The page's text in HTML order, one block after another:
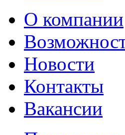
О компании
Новости
Контакты
Вакансии